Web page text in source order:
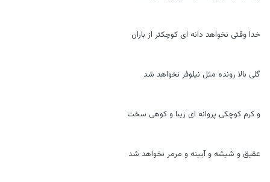
خدا وقتی نخواهد دانه ای کوچکتر از باران
گلی بالا رونده مثل نیلوفر نخواهد شد
و کرم کوچکی پروانه ای زیبا و کوهی سخت
عقیق و شیشه و آیینه و مرمر نخواهد شد